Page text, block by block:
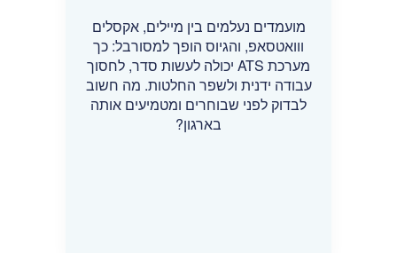
מועמדים נעלמים בין מיילים, אקסלים
ווואטסאפ, והגיוס הופך למסורבל: כך
מערכת ATS יכולה לעשות סדר, לחסוך
עבודה ידנית ולשפר החלטות. מה חשוב
לבדוק לפני שבוחרים ומטמיעים אותה
בארגון?